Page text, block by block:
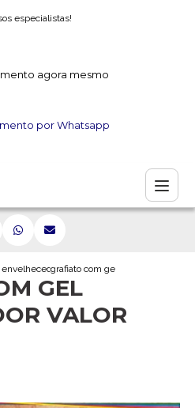
especialistas!
agora mesmo
por Whatsapp
para artesanato
grafiato com gel envelhecedor
GEL
VALOR